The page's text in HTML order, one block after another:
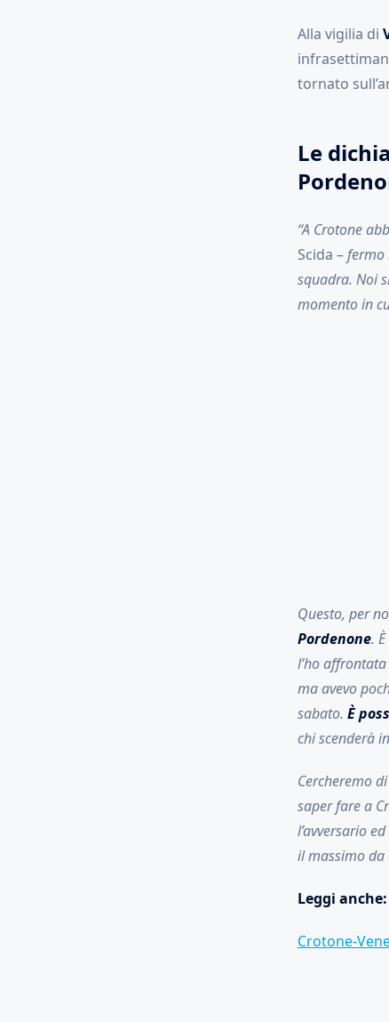
Alla vigilia di
tornato
Le
“A Crotone
Scida –fermo
squadra. Noi
momento in
Questo, per
Pordenone.
l’ho
ma avevo
sabato. È
chi scenderà
Cercheremo
saper fare a
l’avversario
il massimo da
Leggi anche:
Crotone-